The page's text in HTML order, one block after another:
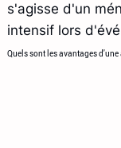
s'agisse d'un
intensif lors
Quels sont les avantages